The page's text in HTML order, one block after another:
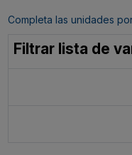
Completa las unidades
Filtrar lista de